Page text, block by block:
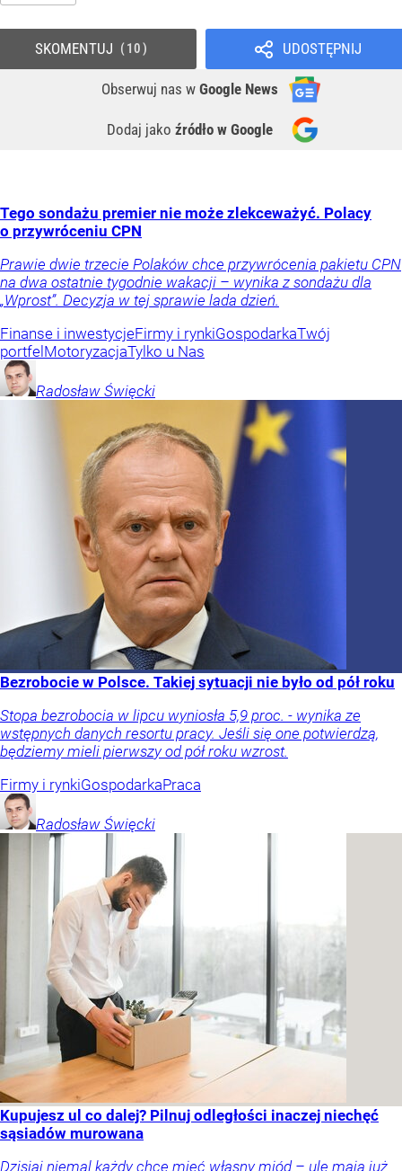
UDOSTĘPNIJ
Obserwuj nas w Google News
Dodaj jako źródło w Google
SKOMENTUJ 10
Tego sondażu premier nie może zlekceważyć. Polacy
o przywróceniu CPN
Prawie dwie trzecie Polaków chce przywrócenia pakietu CPN
na dwa ostatnie tygodnie wakacji – wynika z sondażu dla
„Wprost”. Decyzja w tej sprawie lada dzień.
Finanse i inwestycjeFirmy i rynkiGospodarkaTwój
portfelMotoryzacjaTylko u Nas
Radosław Święcki
Bezrobocie w Polsce. Takiej sytuacji nie było od pół roku
Stopa bezrobocia w lipcu wyniosła 5,9 proc. - wynika ze
wstępnych danych resortu pracy. Jeśli się one potwierdzą,
będziemy mieli pierwszy od pół roku wzrost.
Firmy i rynkiGospodarkaPraca
Radosław Święcki
Kupujesz ul co dalej? Pilnuj odległości inaczej niechęć
sąsiadów murowana
Dzisiaj niemal każdy chce mieć własny miód – ule mają już